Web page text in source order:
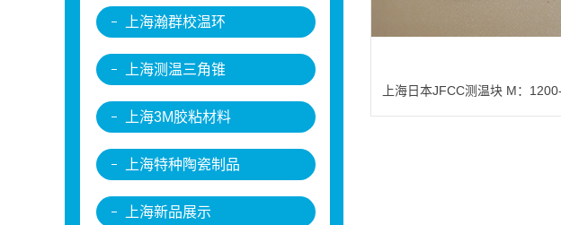
上海瀚群校温环
上海测温三角锥
上海3M胶粘材料
上海特种陶瓷制品
上海新品展示
上海日本JFCC测温块 M：